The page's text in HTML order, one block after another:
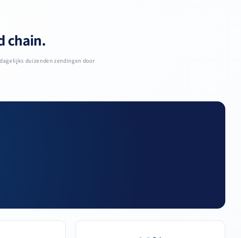
chain.
duizenden zendingen door